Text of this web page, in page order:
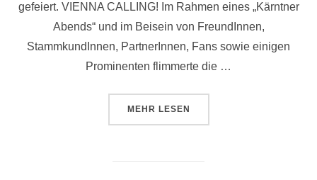
gefeiert. VIENNA CALLING! Im Rahmen eines „Kärntner
Abends“ und im Beisein von FreundInnen,
StammkundInnen, PartnerInnen, Fans sowie einigen
Prominenten flimmerte die …
MEHR ÜBER „FULMINANTE
LESEN